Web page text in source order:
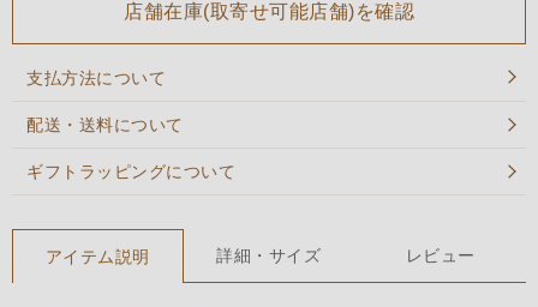
店舗在庫(取寄せ可能店舗)を確認
支払方法について
配送・送料について
ギフトラッピングについて
アイテム説明 詳細・サイズ レビュー